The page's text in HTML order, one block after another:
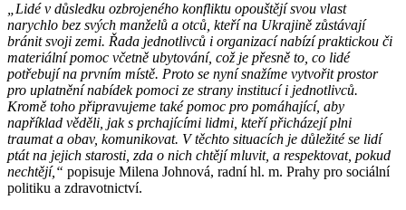
„Lidé v důsledku ozbrojeného konfliktu opouštějí svou vlast
narychlo bez svých manželů a otců, kteří na Ukrajině zůstávají
bránit svoji zemi. Řada jednotlivců i organizací nabízí praktickou či
materiální pomoc včetně ubytování, což je přesně to, co lidé
potřebují na prvním místě. Proto se nyní snažíme vytvořit prostor
pro uplatnění nabídek pomoci ze strany institucí i jednotlivců.
Kromě toho připravujeme také pomoc pro pomáhající, aby
například věděli, jak s prchajícími lidmi, kteří přicházejí plni
traumat a obav, komunikovat. V těchto situacích je důležité se lidí
ptát na jejich starosti, zda o nich chtějí mluvit, a respektovat, pokud
nechtějí,“ popisuje Milena Johnová, radní hl. m. Prahy pro sociální
politiku a zdravotnictví.